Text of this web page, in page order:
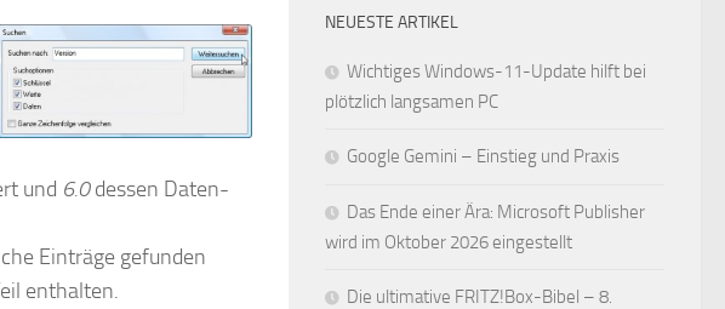
und 6.0dessen Daten-
Einträge gefunden
enthalten.
NEUESTE ARTIKEL
Wichtiges Windows-11-Update hilft bei
plötzlich langsamen PC
Google Gemini – Einstieg und Praxis
Das Ende einer Ära: Microsoft Publisher
wird im Oktober 2026 eingestellt
Die ultimative FRITZ!Box-Bibel – 8.